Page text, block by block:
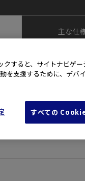
主な仕
light 10x21 RC II /
な仕様
クすると、サイトナビゲ
を支援するために、デバ
すべての